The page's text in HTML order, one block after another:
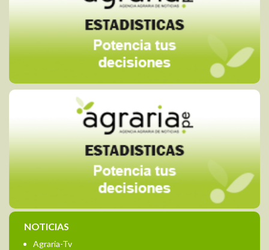
NOTICIAS
Agraria-Tv